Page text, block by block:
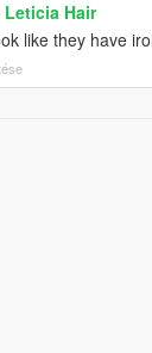
Leticia Hair
like they have